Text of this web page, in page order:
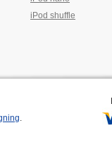
iPod shuffle
.